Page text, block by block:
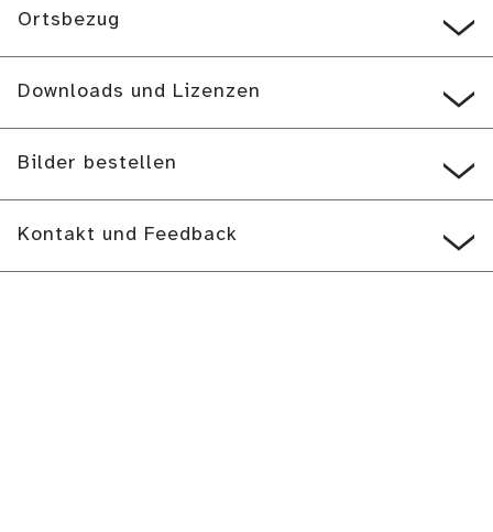
Ortsbezug
Downloads und Lizenzen
Bilder bestellen
Kontakt und Feedback